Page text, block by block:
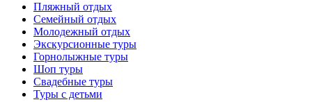
Пляжный отдых
Семейный отдых
Молодежный отдых
Экскурсионные туры
Горнолыжные туры
Шоп туры
Свадебные туры
Туры с детьми